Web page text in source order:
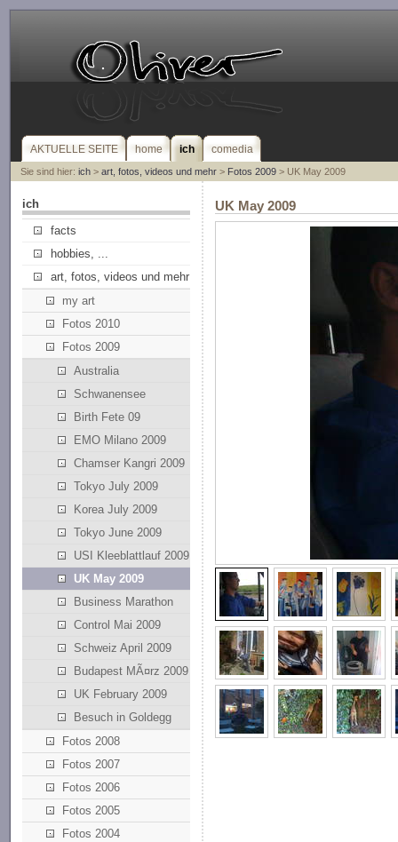
AKTUELLE SEITE home ich comedia
Sie sind hier: ich> art, fotos, videos und mehr> Fotos 2009> UK May 2009
ich
facts
hobbies, ...
art, fotos, videos und mehr
my art
Fotos 2010
Fotos 2009
Australia
Schwanensee
Birth Fete 09
EMO Milano 2009
Chamser Kangri 2009
Tokyo July 2009
Korea July 2009
Tokyo June 2009
USI Kleeblattlauf 2009
UK May 2009
Business Marathon
Control Mai 2009
Schweiz April 2009
Budapest MÃ¤rz 2009
UK February 2009
Besuch in Goldegg
Fotos 2008
Fotos 2007
Fotos 2006
Fotos 2005
Fotos 2004
UK May 2009